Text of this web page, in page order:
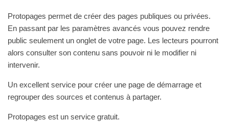
Protopages permet de créer des pages publiques ou privées.
En passant par les paramètres avancés vous pouvez rendre
public seulement un onglet de votre page. Les lecteurs pourront
alors consulter son contenu sans pouvoir ni le modifier ni
intervenir.
Un excellent service pour créer une page de démarrage et
regrouper des sources et contenus à partager.
Protopages est un service gratuit.